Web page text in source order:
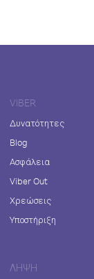
VIBER
Δυνατότητες
Blog
Ασφάλεια
Viber Out
Χρεώσεις
Υποστήριξη
ΛΉΨΗ